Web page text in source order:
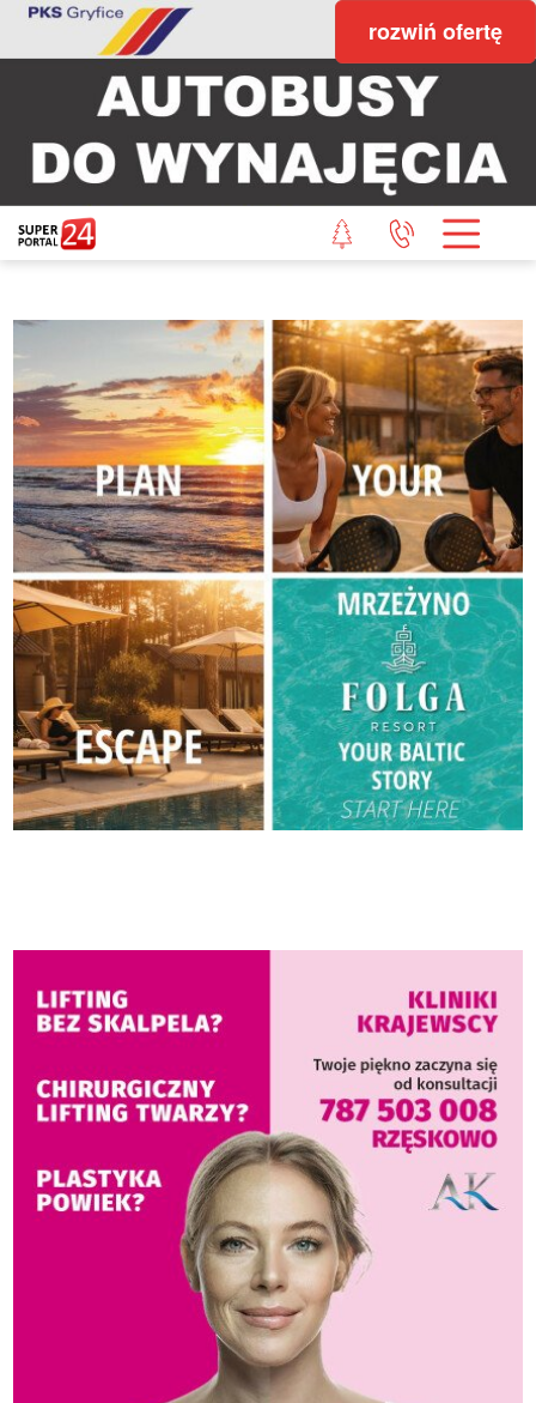
rozwiń ofertę
STRONA GŁÓWNA
POWIAT GRYFICKI
WIADOMOŚCI Z LASU
STUDIO SUPERPORTALU
KONTAKT
REDAKCJA
REGULAMIN